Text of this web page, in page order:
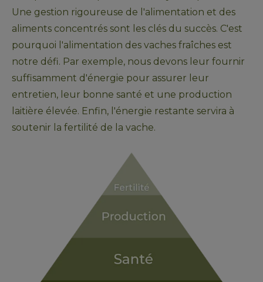
Une gestion rigoureuse de l'alimentation et des
aliments concentrés sont les clés du succès. C'est
pourquoi l'alimentation des vaches fraîches est
notre défi. Par exemple, nous devons leur fournir
suffisamment d'énergie pour assurer leur
entretien, leur bonne santé et une production
laitière élevée. Enfin, l'énergie restante servira à
soutenir la fertilité de la vache.